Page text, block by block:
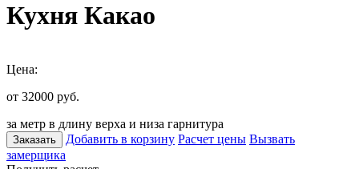
Кухня Какао
Цена:
от 32000 руб.
за метр в длину верха и низа гарнитура
Заказать Добавить в корзину Расчет цены Вызвать
замерщика